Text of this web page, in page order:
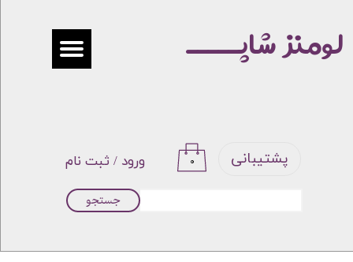
ورود / ثبت نام
حساب کاربری من
خروج از حساب کاربری
۰ پشتیبانی
جستجو
لومنز شاپـــــ